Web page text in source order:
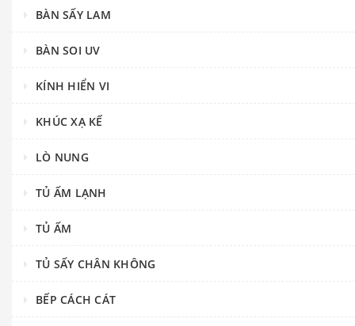
BÀN SẤY LAM
BÀN SOI UV
KÍNH HIỂN VI
KHÚC XẠ KẾ
LÒ NUNG
TỦ ẤM LẠNH
TỦ ẤM
TỦ SẤY CHÂN KHÔNG
BẾP CÁCH CÁT